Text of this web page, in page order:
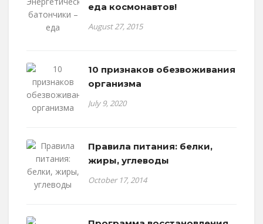
еда космонавтов!
August 27, 2015
10 признаков обезвоживания
организма
July 9, 2020
Правила питания: белки,
жиры, углеводы
October 17, 2014